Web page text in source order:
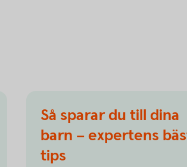
Så sparar du till dina
barn – expertens
tips